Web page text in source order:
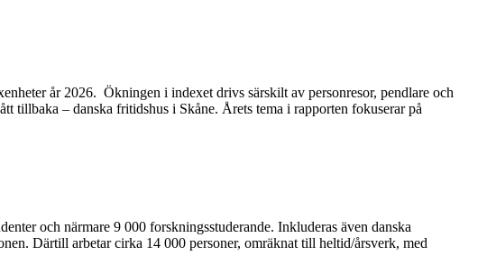
år 2026. Ökningen i indexet drivs särskilt av personresor, pendlare och
tillbaka – danska fritidshus i Skåne. Årets tema i rapporten fokuserar på
och närmare 9 000 forskningsstuderande. Inkluderas även danska
Därtill arbetar cirka 14 000 personer, omräknat till heltid/årsverk, med